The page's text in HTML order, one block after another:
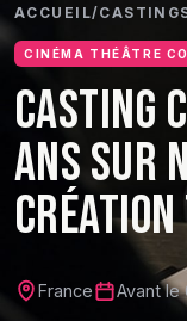
ACCUEIL/
CINÉMA THÉÂTRE
CASTING
ANS SUR
France Avant le